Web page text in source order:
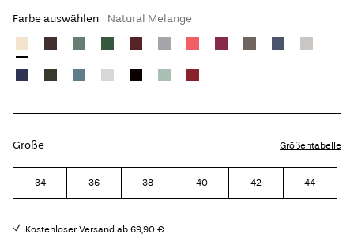
Farbe auswählen Natural Melange
Größe Größentabelle
34 36 38 40 42 44
Kostenloser Versand ab 69,90 €